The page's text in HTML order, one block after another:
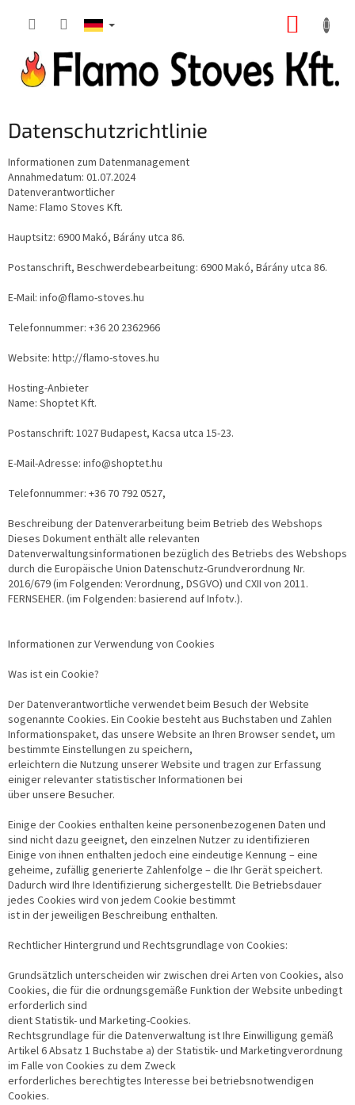
Datenschutzrichtlinie
Informationen zum Datenmanagement
Annahmedatum: 01.07.2024
Datenverantwortlicher
Name: Flamo Stoves Kft.
Hauptsitz: 6900 Makó, Bárány utca 86.
Postanschrift, Beschwerdebearbeitung: 6900 Makó, Bárány utca 86.
E-Mail: info@flamo-stoves.hu
Telefonnummer: +36 20 2362966
Website: http://flamo-stoves.hu
Hosting-Anbieter
Name: Shoptet Kft.
Postanschrift: 1027 Budapest, Kacsa utca 15-23.
E-Mail-Adresse: info@shoptet.hu
Telefonnummer: +36 70 792 0527,
Beschreibung der Datenverarbeitung beim Betrieb des Webshops
Dieses Dokument enthält alle relevanten
Datenverwaltungsinformationen bezüglich des Betriebs des Webshops
durch die Europäische Union Datenschutz-Grundverordnung Nr.
2016/679 (im Folgenden: Verordnung, DSGVO) und CXII von 2011.
FERNSEHER. (im Folgenden: basierend auf Infotv.).
Informationen zur Verwendung von Cookies
Was ist ein Cookie?
Der Datenverantwortliche verwendet beim Besuch der Website
sogenannte Cookies. Ein Cookie besteht aus Buchstaben und Zahlen
Informationspaket, das unsere Website an Ihren Browser sendet, um
bestimmte Einstellungen zu speichern,
erleichtern die Nutzung unserer Website und tragen zur Erfassung
einiger relevanter statistischer Informationen bei
über unsere Besucher.
Einige der Cookies enthalten keine personenbezogenen Daten und
sind nicht dazu geeignet, den einzelnen Nutzer zu identifizieren
Einige von ihnen enthalten jedoch eine eindeutige Kennung – eine
geheime, zufällig generierte Zahlenfolge – die Ihr Gerät speichert.
Dadurch wird Ihre Identifizierung sichergestellt. Die Betriebsdauer
jedes Cookies wird von jedem Cookie bestimmt
ist in der jeweiligen Beschreibung enthalten.
Rechtlicher Hintergrund und Rechtsgrundlage von Cookies:
Grundsätzlich unterscheiden wir zwischen drei Arten von Cookies, also
Cookies, die für die ordnungsgemäße Funktion der Website unbedingt
erforderlich sind
dient Statistik- und Marketing-Cookies.
Rechtsgrundlage für die Datenverwaltung ist Ihre Einwilligung gemäß
Artikel 6 Absatz 1 Buchstabe a) der Statistik- und Marketingverordnung
im Falle von Cookies zu dem Zweck
erforderliches berechtigtes Interesse bei betriebsnotwendigen
Cookies.